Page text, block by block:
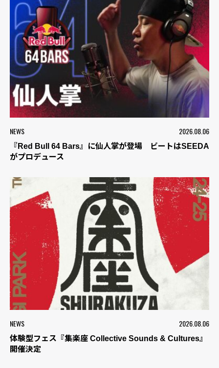
NEWS 2026.08.06
『Red Bull 64 Bars』に仙人掌が登場 ビートはSEEDA
がプロデュース
NEWS 2026.08.06
体験型フェス『集楽座 Collective Sounds & Cultures』
開催決定